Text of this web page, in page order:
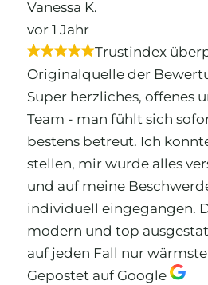
Vanessa K.
vor 1 Jahr
Trustindex
Originalquelle der
Super herzliches, offenes
Team - man fühlt sich
bestens betreut. Ich
stellen, mir wurde alles
und auf meine
individuell eingegangen.
modern und top
auf jeden Fall nur
Gepostet auf Google